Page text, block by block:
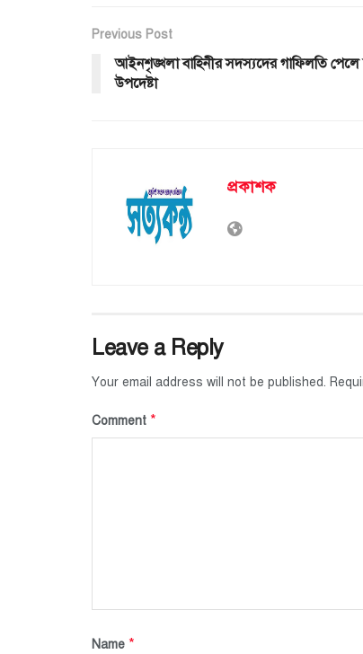
Previous Post
আইনশৃঙ্খলা বাহিনীর সদস্যদের গাফিলতি পেলে
উপদেষ্টা
প্রকাশক
Leave a Reply
Your email address will not be published.
Comment *
Name *